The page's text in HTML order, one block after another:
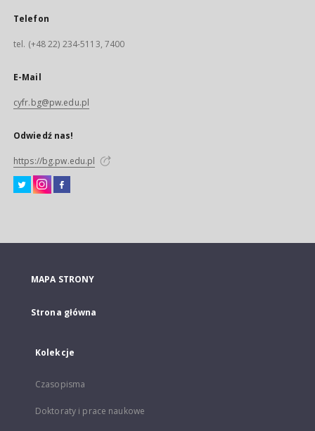
Telefon
tel. (+48 22) 234-5113, 7400
E-Mail
cyfr.bg@pw.edu.pl
Odwiedź nas!
https://bg.pw.edu.pl
MAPA STRONY
Strona główna
Kolekcje
Czasopisma
Doktoraty i prace naukowe